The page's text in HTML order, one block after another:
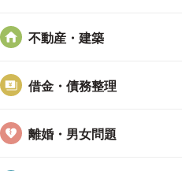
不動産・建築
借金・債務整理
離婚・男女問題